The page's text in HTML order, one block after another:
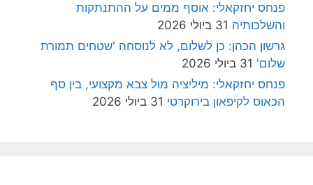
פנחס יחזקאלי: אוסף ממים על ההתנתקות
והשלכותיה 31 ביולי 2026
גרשון הכהן: כן לשלום, לא לנוסחה 'שטחים תמורת
שלום' 31 ביולי 2026
פנחס יחזקאלי: מיליציה מול צבא מקצועי, בין סף
הכאוס לקיפאון בירוקרטי 31 ביולי 2026